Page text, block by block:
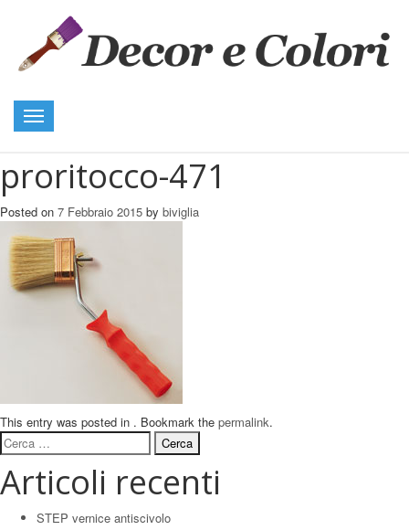
Toggle
navigation
proritocco-471
Posted on 7 Febbraio 2015 by biviglia
This entry was posted in . Bookmark the permalink.
Ricerca
per:
Articoli recenti
STEP vernice antiscivolo